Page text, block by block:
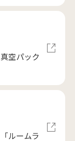
空パック
ルームラ